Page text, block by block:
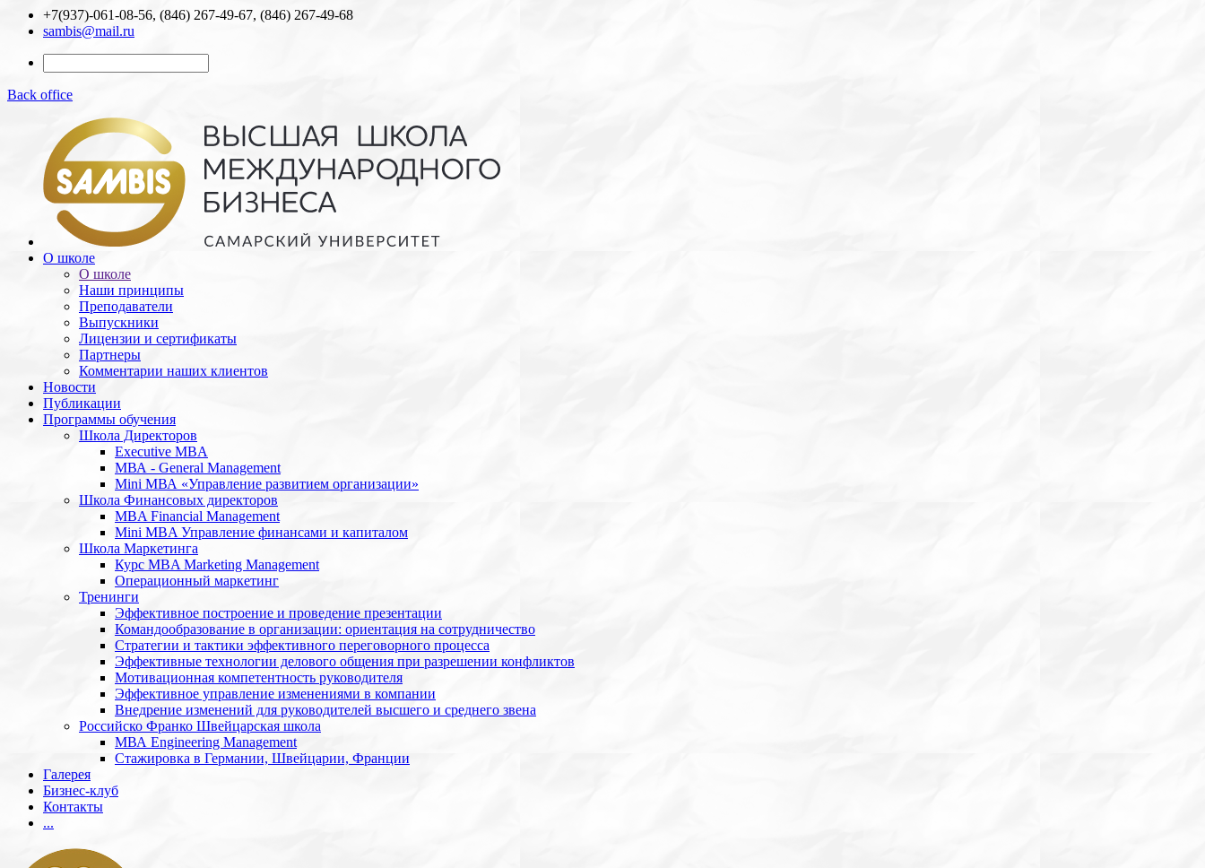
+7(937)-061-08-56, (846) 267-49-67, (846) 267-49-68
sambis@mail.ru
Back office
О школе
О школе
Наши принципы
Преподаватели
Выпускники
Лицензии и cертификаты
Партнеры
Комментарии наших клиентов
Новости
Публикации
Программы обучения
Школа Директоров
Executive MBA
МВА - General Management
Mini МВА «Управление развитием организации»
Школа Финансовых директоров
MBA Financial Management
Mini MBA Управление финансами и капиталом
Школа Маркетинга
Курс MBA Marketing Management
Операционный маркетинг
Тренинги
Эффективное построение и проведение презентации
Командообразование в организации: ориентация на сотрудничество
Стратегии и тактики эффективного переговорного процесса
Эффективные технологии делового общения при разрешении конфликтов
Мотивационная компетентность руководителя
Эффективное управление изменениями в компании
Внедрение изменений для руководителей высшего и среднего звена
Российско Франко Швейцарская школа
МВА Engineering Management
Стажировка в Германии, Швейцарии, Франции
Галерея
Бизнес-клуб
Контакты
...